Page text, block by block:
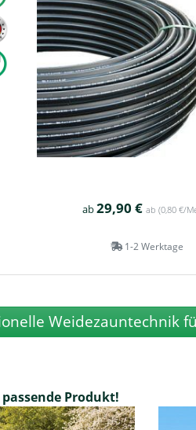
ab29,90 € ab (0,80 €/
1-2 Werktage
Weidezauntechnik
Produkt!